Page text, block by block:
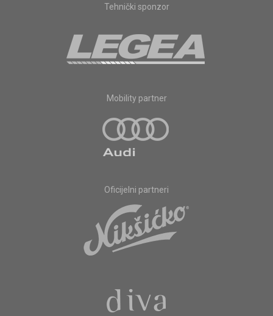
Tehnički sponzor
Mobility partner
Oficijelni partneri